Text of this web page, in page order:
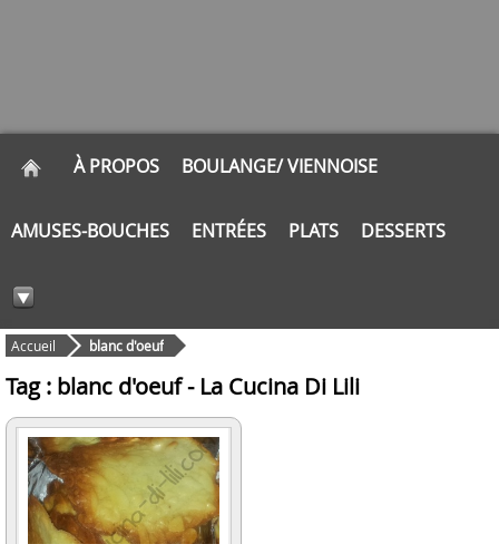
À PROPOS BOULANGE/ VIENNOISE
AMUSES-BOUCHES ENTRÉES PLATS DESSERTS
Accueil blanc d'oeuf
Tag : blanc d'oeuf - La Cucina Di Lili